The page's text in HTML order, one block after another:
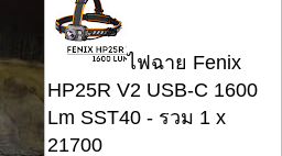
ไฟฉาย Fenix ​​
HP25R V2 USB-C 1600
Lm SST40 - รวม 1 x
21700